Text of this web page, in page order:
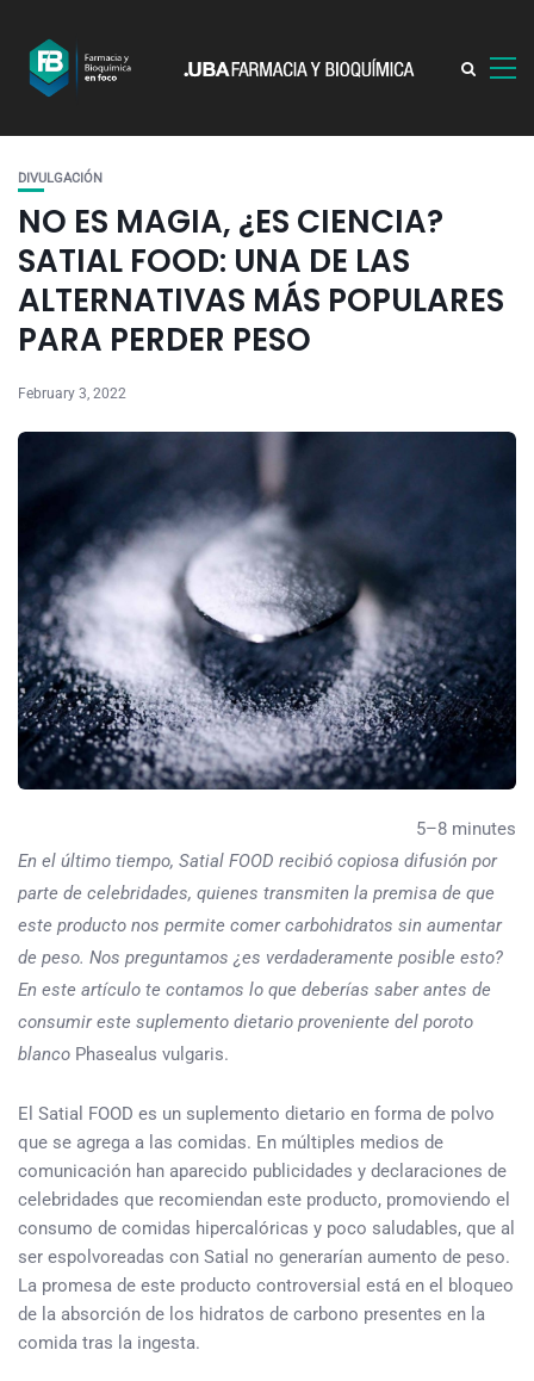
DIVULGACIÓN
NO ES MAGIA, ¿ES CIENCIA?
SATIAL FOOD: UNA DE LAS
ALTERNATIVAS MÁS POPULARES
PARA PERDER PESO
February 3, 2022
5–8 minutes
En el último tiempo, Satial FOOD recibió copiosa difusión por
parte de celebridades, quienes transmiten la premisa de que
este producto nos permite comer carbohidratos sin aumentar
de peso. Nos preguntamos ¿es verdaderamente posible esto?
En este artículo te contamos lo que deberías saber antes de
consumir este suplemento dietario proveniente del poroto
blanco Phasealus vulgaris.
El Satial FOOD es un suplemento dietario en forma de polvo
que se agrega a las comidas. En múltiples medios de
comunicación han aparecido publicidades y declaraciones de
celebridades que recomiendan este producto, promoviendo el
consumo de comidas hipercalóricas y poco saludables, que al
ser espolvoreadas con Satial no generarían aumento de peso.
La promesa de este producto controversial está en el bloqueo
de la absorción de los hidratos de carbono presentes en la
comida tras la ingesta.